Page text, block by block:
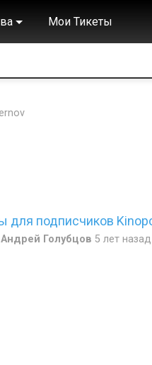
Мои Тикеты
для подписчиков
Андрей Голубцов 5 лет назад